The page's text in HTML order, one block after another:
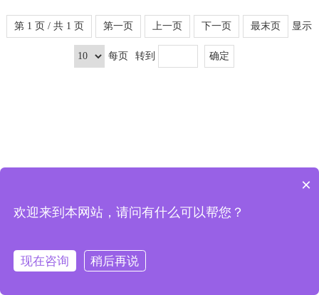
第 1 页 / 共 1 页 第一页 上一页 下一页 最末页 显示
每页 转到
×
欢迎来到本网站，请问有什么可以帮您？
现在咨询 稍后再说